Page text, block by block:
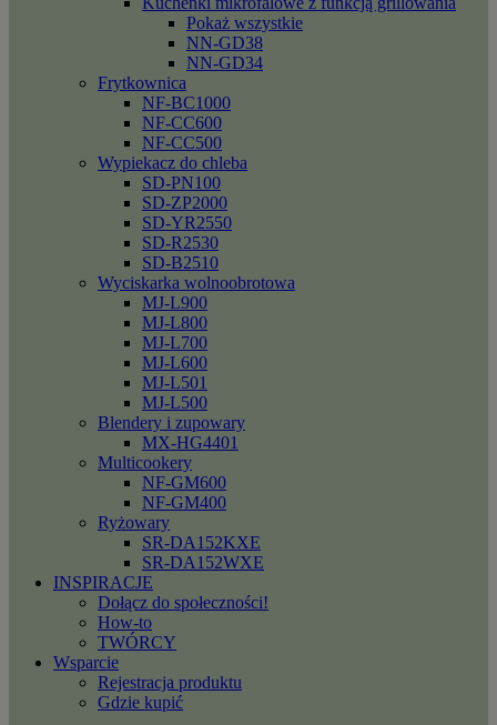
Pokaż wszystkie
NN-GD38
NN-GD34
Frytkownica
NF-BC1000
NF-CC600
NF-CC500
Wypiekacz do chleba
SD-PN100
SD-ZP2000
SD-YR2550
SD-R2530
SD-B2510
Wyciskarka wolnoobrotowa
MJ-L900
MJ-L800
MJ-L700
MJ-L600
MJ-L501
MJ-L500
Blendery i zupowary
MX-HG4401
Multicookery
NF-GM600
NF-GM400
Ryżowary
SR-DA152KXE
SR-DA152WXE
INSPIRACJE
Dołącz do społeczności!
How-to
TWÓRCY
Wsparcie
Rejestracja produktu
Gdzie kupić